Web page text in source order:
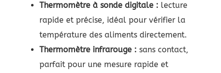
Thermomètre à sonde digitale : lecture
rapide et précise, idéal pour vérifier la
température des aliments directement.
Thermomètre infrarouge : sans contact,
parfait pour une mesure rapide et